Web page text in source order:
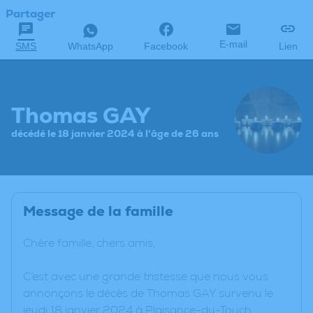
Partager
SMS WhatsApp Facebook E-mail Lien
Thomas GAY
décédé le 18 janvier 2024 à l'âge de 26 ans
Message de la famille
Chère famille, chers amis,
C’est avec une grande tristesse que nous vous
annonçons le décès de Thomas GAY survenu le
jeudi 18 janvier 2024 à Plaisance-du-Touch.